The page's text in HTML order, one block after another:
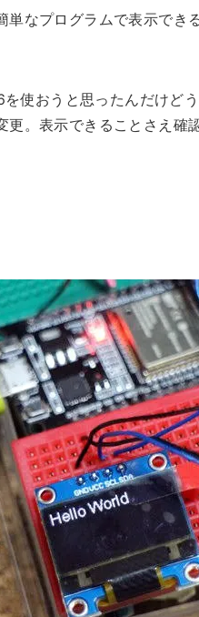
単なプログラムで表示でき
使おうと思ったんだけど
更。表示できることさえ確